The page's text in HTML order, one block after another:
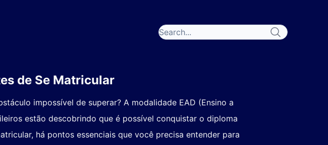
de Se Matricular
impossível de superar? A modalidade EAD (Ensino a
estão descobrindo que é possível conquistar o diploma
há pontos essenciais que você precisa entender para